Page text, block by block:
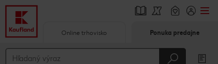
Hlavný obsah
Online trhovisko Ponuka predajne